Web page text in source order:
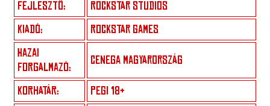
FEJLESZTŐ:
ROCKSTAR STUDIOS
KIADÓ:
ROCKSTAR GAMES
HAZAI
FORGALMAZÓ:
CENEGA MAGYARORSZÁG
KORHATÁR:
PEGI 18+